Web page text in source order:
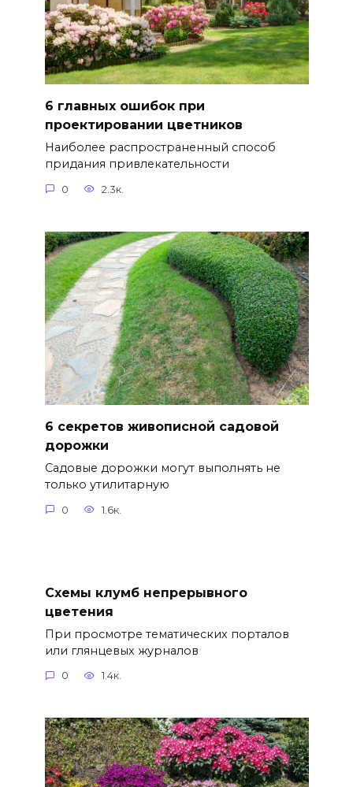
6 главных ошибок при
проектировании цветников
Наиболее распространенный способ
придания привлекательности
0 2.3к.
6 секретов живописной садовой
дорожки
Садовые дорожки могут выполнять не
только утилитарную
0 1.6к.
Схемы клумб непрерывного
цветения
При просмотре тематических порталов
или глянцевых журналов
0 1.4к.